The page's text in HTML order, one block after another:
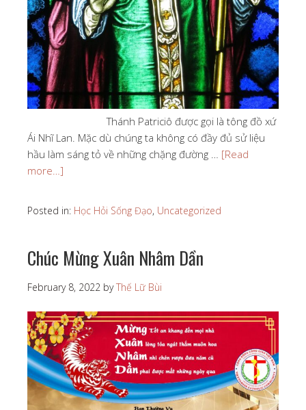
Thánh Patriciô được gọi là tông đồ xứ
Ái Nhĩ Lan. Mặc dù chúng ta không có đầy đủ sử liệu
hầu làm sáng tỏ về những chặng đường … [Read
more…]
Posted in: Học Hỏi Sống Đạo, Uncategorized
Chúc Mừng Xuân Nhâm Dần
February 8, 2022 byThế Lữ Bùi